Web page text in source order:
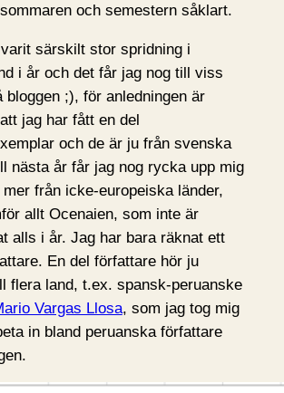
och semestern såklart.
särskilt stor spridning i
i år och det får jag nog till viss
bloggen ;), för anledningen är
jag har fått en del
och de är ju från svenska
nästa år får jag nog rycka upp mig
från icke-europeiska länder,
allt Ocenaien, som inte är
alls i år. Jag har bara räknat ett
En del författare hör ju
flera land, t.ex. spansk-peruanske
Vargas Llosa, som jag tog mig
in bland peruanska författare